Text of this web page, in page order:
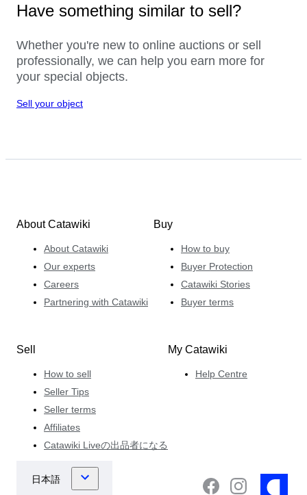
Have something similar to sell?
Whether you're new to online auctions or sell
professionally, we can help you earn more for
your special objects.
Sell your object
About Catawiki
About Catawiki
Our experts
Careers
Partnering with Catawiki
Buy
How to buy
Buyer Protection
Catawiki Stories
Buyer terms
Sell
How to sell
Seller Tips
Seller terms
Affiliates
Catawiki Liveの出品者になる
My Catawiki
Help Centre